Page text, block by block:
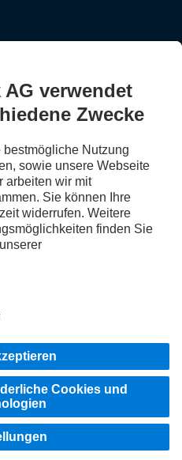
Truckerinnen und